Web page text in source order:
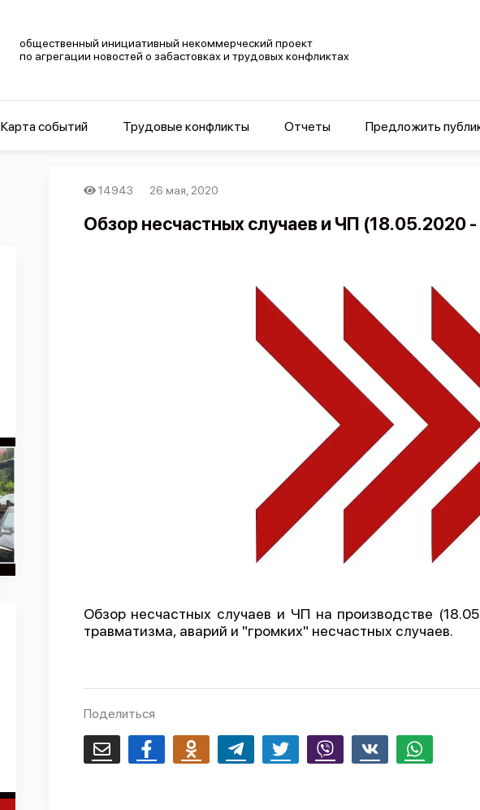
общественный инициативный некоммерческий проект
по агрегации новостей о забастовках и трудовых конфликтах
Карта событий Трудовые конфликты Отчеты Предложить
14943 26 мая, 2020
Обзор несчастных случаев и ЧП (18.05.2020
Обзор несчастных случаев и ЧП на производстве
травматизма, аварий и "громких" несчастных случаев.
Поделиться
Email FacebookOdnoklassnikiTelegram Twitter Viber Whatsapp